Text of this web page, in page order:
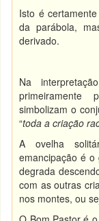
Isto é
da parábola,
derivado.
Na
primeiramente
simbolizam o
“toda a criação
A ovelha
emancipação é
degrada
com as outras
nos montes, ou